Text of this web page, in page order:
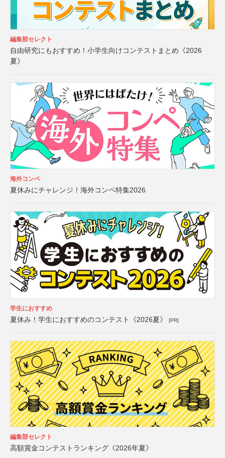
編集部セレクト
自由研究にもおすすめ！小学生向けコンテストまとめ《2026
夏》
海外コンペ
夏休みにチャレンジ！海外コンペ特集2026
学生におすすめ
夏休み！学生におすすめのコンテスト《2026夏》 [PR]
編集部セレクト
高額賞金コンテストランキング《2026年夏》